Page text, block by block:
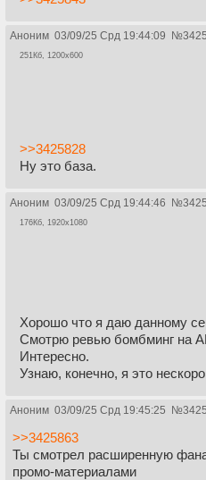
Аноним 03/09/25 Срд 19:44:09 №
251Кб, 1200x600
>>3425828
Ну это база.
Аноним 03/09/25 Срд 19:44:46 №
176Кб, 1920x1080
Хорошо что я даю данному
Смотрю ревью бомбминг на
Интересно.
Узнаю, конечно, я это нескоро
Аноним 03/09/25 Срд 19:45:25 №
>>3425863
Ты смотрел расширенную
промо-материалами